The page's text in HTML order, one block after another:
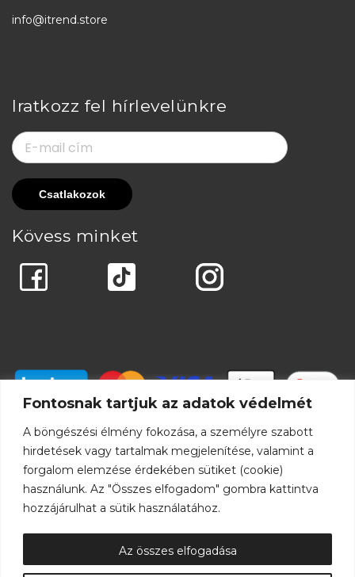
Fontosnak tartjuk az adatok védelmét
A böngészési élmény fokozása, a személyre szabott
hirdetések vagy tartalmak megjelenítése, valamint a
forgalom elemzése érdekében sütiket (cookie)
használunk. Az "Összes elfogadom" gombra kattintva
hozzájárulhat a sütik használatához.
Az összes elfogadása
info@itrend.store
Iratkozz fel hírlevelünkre
Kövess minket